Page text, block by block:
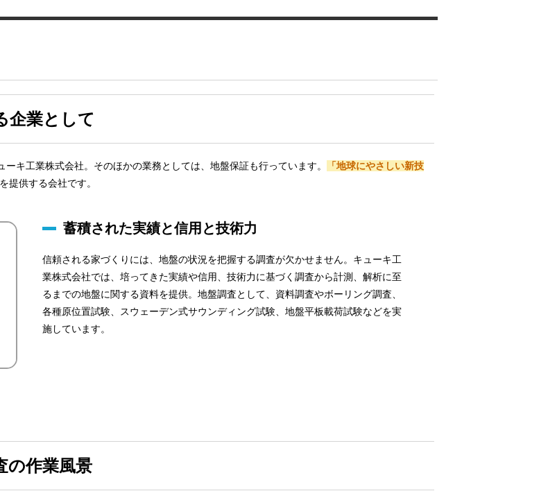
企業として
キ工業株式会社。そのほかの業務としては、地盤保証も行っています。
「地球にやさしい新技
提供する会社です。
蓄積された実績と信用と技術力
信頼される家づくりには、地盤の状況を把握する調査が欠かせません。キューキ工
業株式会社では、培ってきた実績や信用、技術力に基づく調査から計測、解析に至
るまでの地盤に関する資料を提供。地盤調査として、資料調査やボーリング調査、
各種原位置試験、スウェーデン式サウンディング試験、地盤平板載荷試験などを実
施しています。
の作業風景